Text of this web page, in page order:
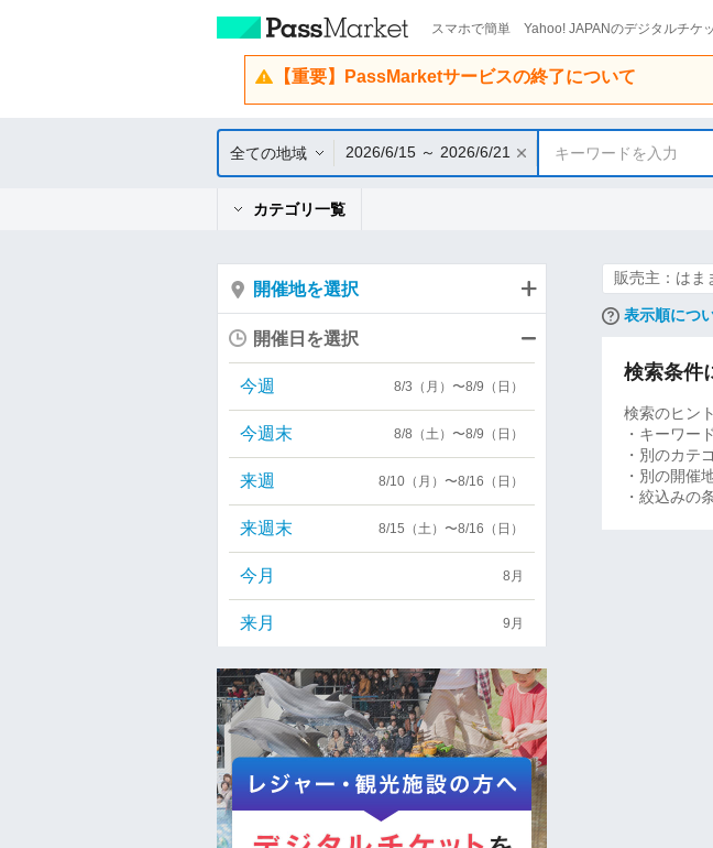
スマホで簡単 Yahoo! JAPANのデジタルチケ
【重要】PassMarketサービスの終了について
全ての地域 2026/6/15 ～ 2026/6/21 キーワードを入力
カテゴリ一覧
販売主：は
表示順につ
検索条件
検索のヒン
・キーワー
・別のカテ
・別の開催
・絞込みの
開催地を選択
開催日を選択
今週 8/3（月）〜8/9（日）
今週末 8/8（土）〜8/9（日）
来週 8/10（月）〜8/16（日）
来週末 8/15（土）〜8/16（日）
今月 8月
来月 9月